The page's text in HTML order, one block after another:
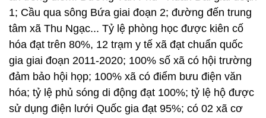
1; Cầu qua sông Bứa giai đoạn 2; đường đến trung
tâm xã Thu Ngạc... Tỷ lệ phòng học được kiên cố
hóa đạt trên 80%, 12 trạm y tế xã đạt chuẩn quốc
gia giai đoạn 2011-2020; 100% số xã có hội trường
đảm bảo hội họp; 100% xã có điểm bưu điện văn
hóa; tỷ lệ phủ sóng di động đạt 100%; tỷ lệ hộ được
sử dụng điện lưới Quốc gia đạt 95%; có 02 xã cơ